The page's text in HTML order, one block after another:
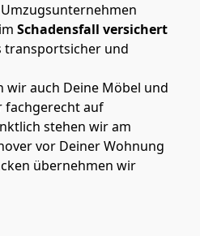
Schadensfall versichert
transportsicher und
wir auch Deine Möbel und
fachgerecht auf
stehen wir am
vor Deiner Wohnung
übernehmen wir